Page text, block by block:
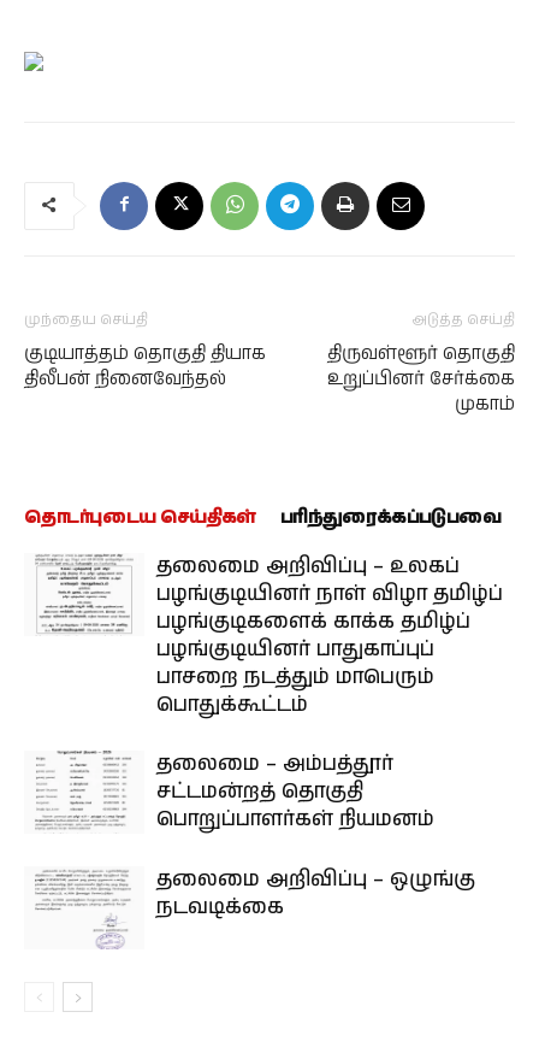
முந்தைய செய்தி
குடியாத்தம் தொகுதி தியாக
திலீபன் நினைவேந்தல்
அடுத்த செய்தி
திருவள்ளூர் தொகுதி
உறுப்பினர் சேர்க்கை
முகாம்
தொடர்புடைய செய்திகள் பரிந்துரைக்கப்படுபவை
தலைமை அறிவிப்பு – உலகப்
பழங்குடியினர் நாள் விழா தமிழ்ப்
பழங்குடிகளைக் காக்க தமிழ்ப்
பழங்குடியினர் பாதுகாப்புப்
பாசறை நடத்தும் மாபெரும்
பொதுக்கூட்டம்
தலைமை – அம்பத்தூர்
சட்டமன்றத் தொகுதி
பொறுப்பாளர்கள் நியமனம்
தலைமை அறிவிப்பு – ஒழுங்கு
நடவடிக்கை